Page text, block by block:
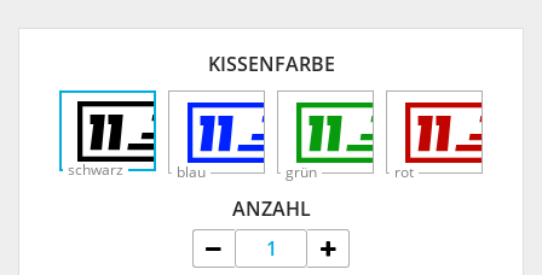
KISSENFARBE
schwarz blau grün rot
ANZAHL